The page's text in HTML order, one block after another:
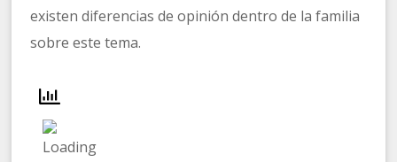
existen diferencias de opinión dentro de la familia
sobre este tema.